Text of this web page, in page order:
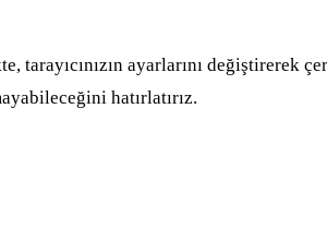
tarayıcınızın ayarlarını
hatırlatırız.